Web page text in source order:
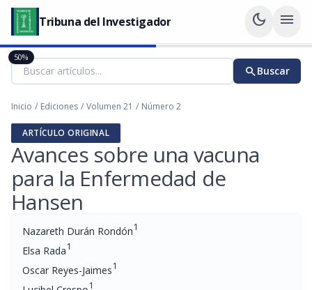
Tribuna del Investigador dark_mode menu
searchBuscar
Inicio / Ediciones / Volumen 21 / Número 2
ARTÍCULO ORIGINAL
Avances sobre una vacuna
para la Enfermedad de
Hansen
Nazareth Durán Rondón1
Elsa Rada1
Oscar Reyes-Jaimes1
1
50%